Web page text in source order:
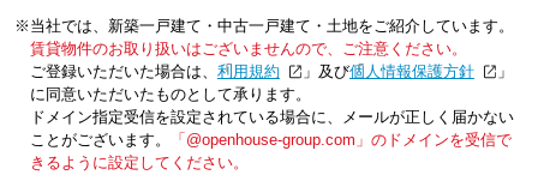
※当社では、新築一戸建て・中古一戸建て・土地をご紹介しています。
賃貸物件のお取り扱いはございませんので、ご注意ください。
ご登録いただいた場合は、「利用規約 」及び「個人情報保護方針
」
に同意いただいたものとして承ります。
ドメイン指定受信を設定されている場合に、メールが正しく届かない
ことがございます。
「@openhouse-group.com」のドメインを受信で
きるように設定してください。